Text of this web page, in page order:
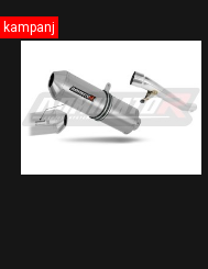
kampanj